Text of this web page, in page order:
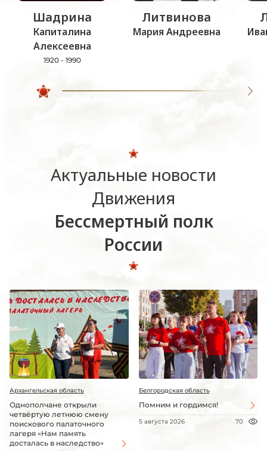
Шадрина
Капиталина
Алексеевна
1920 - 1990
Литвинова
Мария Андреевна
Актуальные новости
Движения
Бессмертный полк
России
Архангельская область
Однополчане открыли
четвёртую летнюю смену
поискового палаточного
лагеря «Нам память
досталась в наследство»
Белгородская область
Помним и гордимся!
5 августа 2026 70